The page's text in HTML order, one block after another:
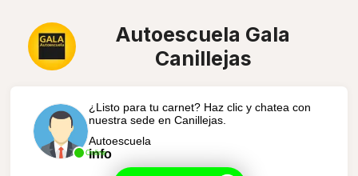
Autoescuela Gala
Canillejas
Online
¿Listo para tu carnet? Haz clic y chatea con
nuestra sede en Canillejas.
Autoescuela
info